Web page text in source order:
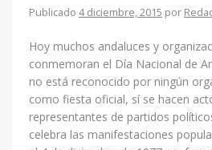
Publicado 4 diciembre, 2015 por
Hoy muchos andaluces y
conmemoran el Día Nacional de
no está reconocido por ningún
como fiesta oficial, sí se hacen
representantes de partidos
celebra las manifestaciones